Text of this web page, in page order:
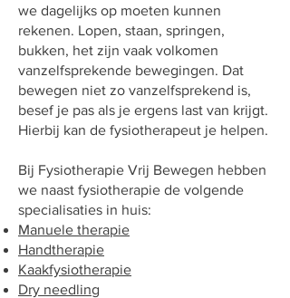
we dagelijks op moeten kunnen
rekenen. Lopen, staan, springen,
bukken, het zijn vaak volkomen
vanzelfsprekende bewegingen. Dat
bewegen niet zo vanzelfsprekend is,
besef je pas als je ergens last van krijgt.
Hierbij kan de fysiotherapeut je helpen.
Bij Fysiotherapie Vrij Bewegen hebben
we naast fysiotherapie de volgende
specialisaties in huis:
Manuele therapie
Handtherapie
Kaakfysiotherapie
Dry needling